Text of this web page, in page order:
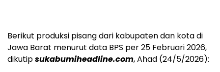
Berikut produksi pisang dari kabupaten dan kota di
Jawa Barat menurut data BPS per 25 Februari 2026,
dikutipsukabumiheadline.com, Ahad (24/5/2026):